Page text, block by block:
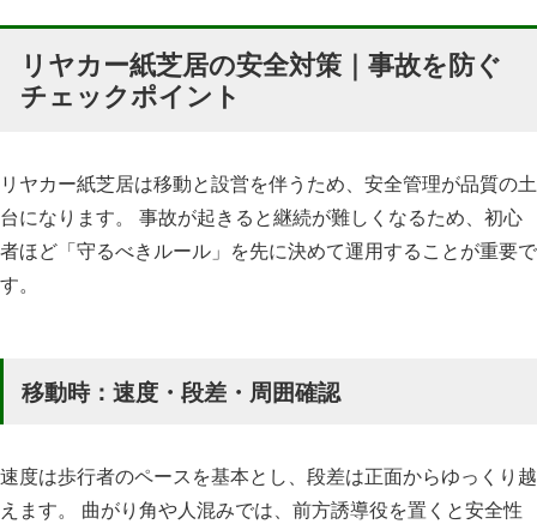
リヤカー紙芝居の安全対策｜事故を防ぐ
チェックポイント
リヤカー紙芝居は移動と設営を伴うため、安全管理が品質の土
台になります。 事故が起きると継続が難しくなるため、初心
者ほど「守るべきルール」を先に決めて運用することが重要で
す。
移動時：速度・段差・周囲確認
速度は歩行者のペースを基本とし、段差は正面からゆっくり越
えます。 曲がり角や人混みでは、前方誘導役を置くと安全性